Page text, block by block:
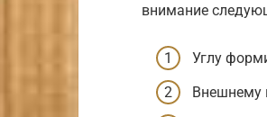
внимание
Углу
Внешнему